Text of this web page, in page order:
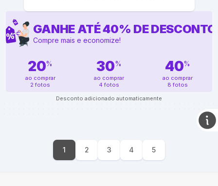
GANHE ATÉ40% DE DESCONTO
Compre mais e economize!
20%
ao comprar
2 fotos
30%
ao comprar
4 fotos
40%
ao comprar
8 fotos
Desconto adicionado automaticamente
1 2 3 4 5